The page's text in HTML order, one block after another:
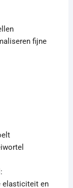
fijne
elasticiteit en